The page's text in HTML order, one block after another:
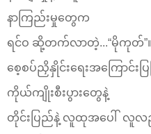
နာကြည်းမှုတွေက
ရင်ဝ ဆို့တက်လာတဲ့...“မိုကုတ်”။
စေ့စပ်ညှိနှိုင်းရေးအကြောင်းပြ
ကိုယ်ကျိုးစီးပွားတွေနဲ့
တိုင်းပြည်နဲ့ လူထုအပေါ် လူ